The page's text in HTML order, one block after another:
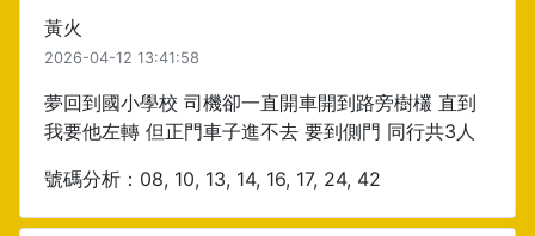
黃火
2026-04-12 13:41:58
夢回到國小學校 司機卻一直開車開到路旁樹欉 直到
我要他左轉 但正門車子進不去 要到側門 同行共3人
號碼分析：08, 10, 13, 14, 16, 17, 24, 42